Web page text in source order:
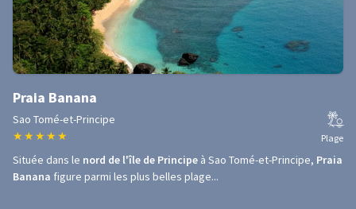
Praia Banana
Sao Tomé-et-Principe
★ ★ ★ ★ ★ Plage
Située dans le nord de l'île de Principe à Sao Tomé-et-Principe, Praia
Banana figure parmi les plus belles plage...